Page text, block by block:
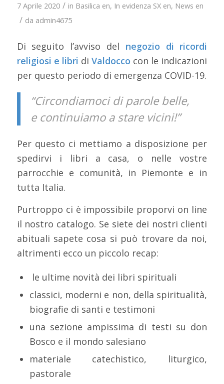
7 Aprile 2020 / in Basilica en, In evidenza SX en, News en
/ da admin4675
Di seguito l’avviso del negozio di ricordi
religiosi e libri diValdocco con le indicazioni
per questo periodo di emergenza COVID-19.
“Circondiamoci di parole belle,
e continuiamo a stare vicini!”
Per questo ci mettiamo a disposizione per
spedirvi i libri a casa, o nelle vostre
parrocchie e comunità, in Piemonte e in
tutta Italia.
Purtroppo ci è impossibile proporvi on line
il nostro catalogo. Se siete dei nostri clienti
abituali sapete cosa si può trovare da noi,
altrimenti ecco un piccolo recap:
le ultime novità dei libri spirituali
classici, moderni e non, della spiritualità,
biografie di santi e testimoni
una sezione ampissima di testi su don
Bosco e il mondo salesiano
materiale catechistico, liturgico,
pastorale